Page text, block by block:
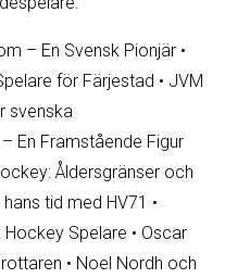
– En Svensk Pionjär •
för Färjestad • JVM
svenska
En Framstående Figur
Åldersgränser och
tid med HV71 •
Hockey Spelare • Oscar
• Noel Nordh och